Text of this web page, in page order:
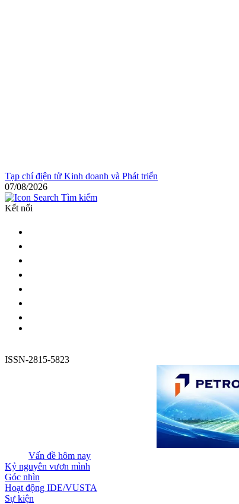
Tạp chí điện tử Kinh doanh và Phát triển
07/08/2026
Tìm kiếm
Kết nối
ISSN-2815-5823
Vấn đề hôm nay
Kỷ nguyên vươn mình
Góc nhìn
Hoạt động IDE/VUSTA
Sự kiện